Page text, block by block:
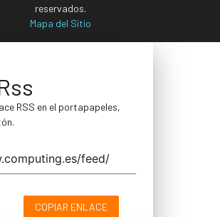
reservados.
Mapa del Sitio
RSS en el portapapeles,
COPIAR ENLACE